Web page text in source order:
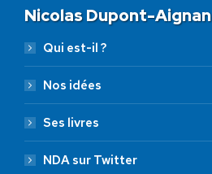
Nicolas Dupont-Aignan
Qui est-il ?
Nos idées
Ses livres
NDA sur Twitter